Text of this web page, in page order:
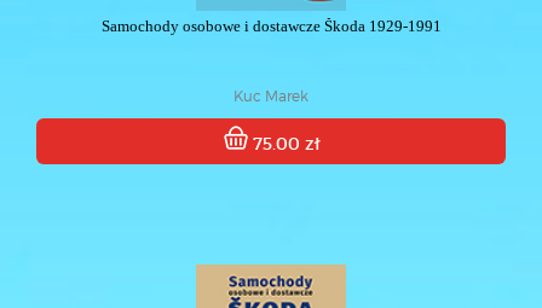
Samochody osobowe i dostawcze Škoda 1929-1991
Kuc Marek
75.00 zł